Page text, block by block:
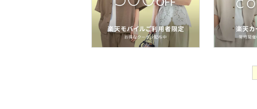
コフレ・キット・セット
食器・調理器具・キッチ
ン用品